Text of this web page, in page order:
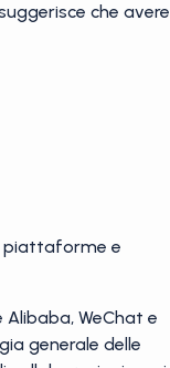
che avere
piattaforme e
WeChat e
generale delle